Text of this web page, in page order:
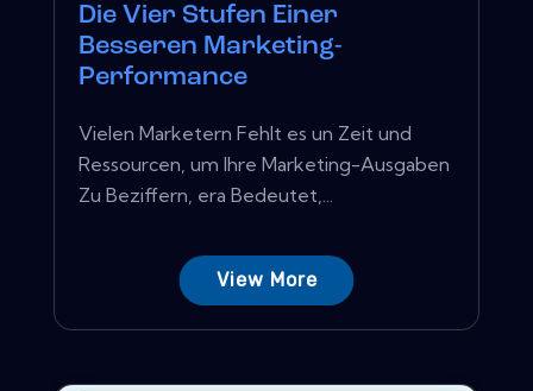
Die Vier Stufen Einer
Besseren Marketing-
Performance
Vielen Marketern Fehlt es un Zeit und
Ressourcen, um Ihre Marketing-Ausgaben
Zu Beziffern, era Bedeutet,...
View More